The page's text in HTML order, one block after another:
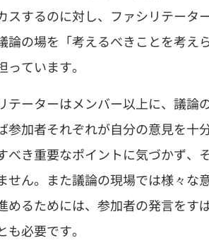
スするのに対し、ファシリテータ
論の場を「考えるべきことを考え
ています。
テーターはメンバー以上に、議論
加者それぞれが自分の意見を十
べき重要なポイントに気づかず、
ん。また議論の現場では様々な
めるためには、参加者の発言をす
必要です。